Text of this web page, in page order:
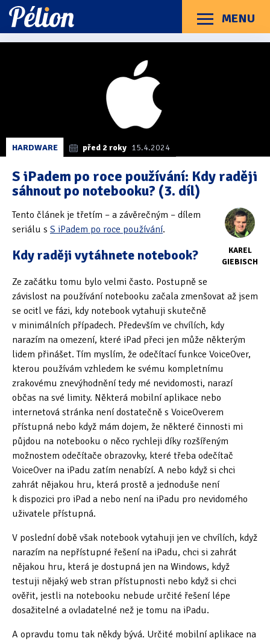
Přejít
na
štítky
Přejít
na
kategorie
Přejít
na
obsah
MENU
Menu
Hledání
Braillské řádky(31)
Lupy
Mobilní zařízení(85)
Počítače a notebooky(66)
Oficiální materiály (57)
Pozvánky & oznámení (67)
Pracuji sluchem(564)
Pracuji sluchem a hmatem(566)
Pracuji zrakem(456)
Pracuji zrakem a sluchem(515)
Služby(115)
Software(503)
Asistivní software(428)
Tipy & triky(17)
HARDWARE před 2 roky 15.4.2024
S iPadem po roce používání: Kdy raději
sáhnout po notebooku? (3. díl)
KAREL
GIEBISCH
Tento článek je třetím – a závěrečným – dílem
seriálu s S iPadem po roce používání.
Kdy raději vytáhnete notebook?
Ze začátku tomu bylo velmi často. Postupně se
závislost na používání notebooku začala zmenšovat až jsem
se ocitl ve fázi, kdy notebook vytahuji skutečně
v minimálních případech. Především ve chvílích, kdy
narazím na omezení, které iPad přeci jen může některým
lidem přinášet. Tím myslím, že odečítací funkce VoiceOver,
kterou používám vzhledem ke svému kompletnímu
zrakovému znevýhodnění tedy mé nevidomosti, narazí
občas na své limity. Některá mobilní aplikace nebo
internetová stránka není dostatečně s VoiceOverem
přístupná nebo když mám dojem, že některé činnosti mi
půjdou na notebooku o něco rychleji díky rozšířeným
možnostem odečítače obrazovky, které třeba odečítač
VoiceOver na iPadu zatím nenabízí. A nebo když si chci
zahrát nějakou hru, která prostě a jednoduše není
k dispozici pro iPad a nebo není na iPadu pro nevidomého
uživatele přístupná.
V poslední době však notebook vytahuji jen ve chvílích, když
narazím na nepřístupné řešení na iPadu, chci si zahrát
nějakou hru, která je dostupná jen na Windows, když
testuji nějaký web stran přístupnosti nebo když si chci
ověřit, jestli na notebooku nebude určité řešení lépe
dosažitelné a ovladatelné než je tomu na iPadu.
A opravdu tomu tak někdy bývá. Určité mobilní aplikace na